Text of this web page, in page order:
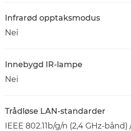
Infrarød opptaksmodus
Nei
Innebygd IR-lampe
Nei
Trådløse LAN-standarder
IEEE 802.11b/g/n (2,4 GHz-bånd)